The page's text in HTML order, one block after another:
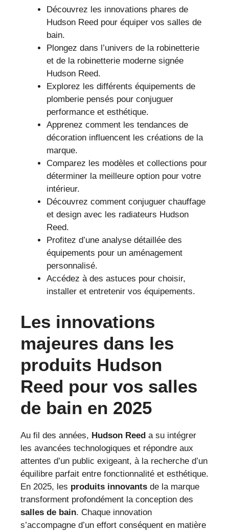
Découvrez les innovations phares de
Hudson Reed pour équiper vos salles de
bain.
Plongez dans l’univers de la robinetterie
et de la robinetterie moderne signée
Hudson Reed.
Explorez les différents équipements de
plomberie pensés pour conjuguer
performance et esthétique.
Apprenez comment les tendances de
décoration influencent les créations de la
marque.
Comparez les modèles et collections pour
déterminer la meilleure option pour votre
intérieur.
Découvrez comment conjuguer chauffage
et design avec les radiateurs Hudson
Reed.
Profitez d’une analyse détaillée des
équipements pour un aménagement
personnalisé.
Accédez à des astuces pour choisir,
installer et entretenir vos équipements.
Les innovations
majeures dans les
produits Hudson
Reed pour vos salles
de bain en 2025
Au fil des années, Hudson Reed a su intégrer
les avancées technologiques et répondre aux
attentes d’un public exigeant, à la recherche d’un
équilibre parfait entre fonctionnalité et esthétique.
En 2025, les produits innovants de la marque
transforment profondément la conception des
salles de bain. Chaque innovation
s’accompagne d’un effort conséquent en matière